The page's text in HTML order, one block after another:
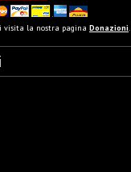
visita la nostra pagina Donazioni.